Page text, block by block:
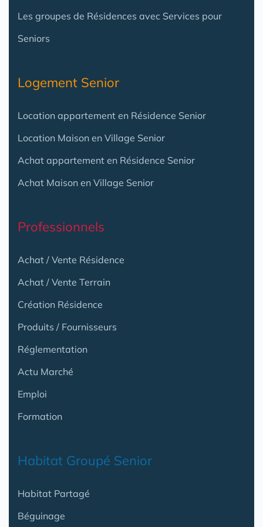
Les groupes de Résidences avec Services pour
Seniors
Logement Senior
Location appartement en Résidence Senior
Location Maison en Village Senior
Achat appartement en Résidence Senior
Achat Maison en Village Senior
Professionnels
Achat / Vente Résidence
Achat / Vente Terrain
Création Résidence
Produits / Fournisseurs
Réglementation
Actu Marché
Emploi
Formation
Habitat Groupé Senior
Habitat Partagé
Béguinage